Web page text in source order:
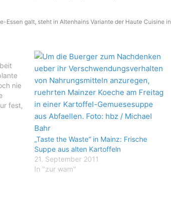
galt, steht in Altenhains Variante der Haute Cuisine in
nie
fest,
"Auf
„Taste the Waste“ in Mainz: Frische
Suppe aus alten Kartoffeln
21. September 2011
In "zur wam"